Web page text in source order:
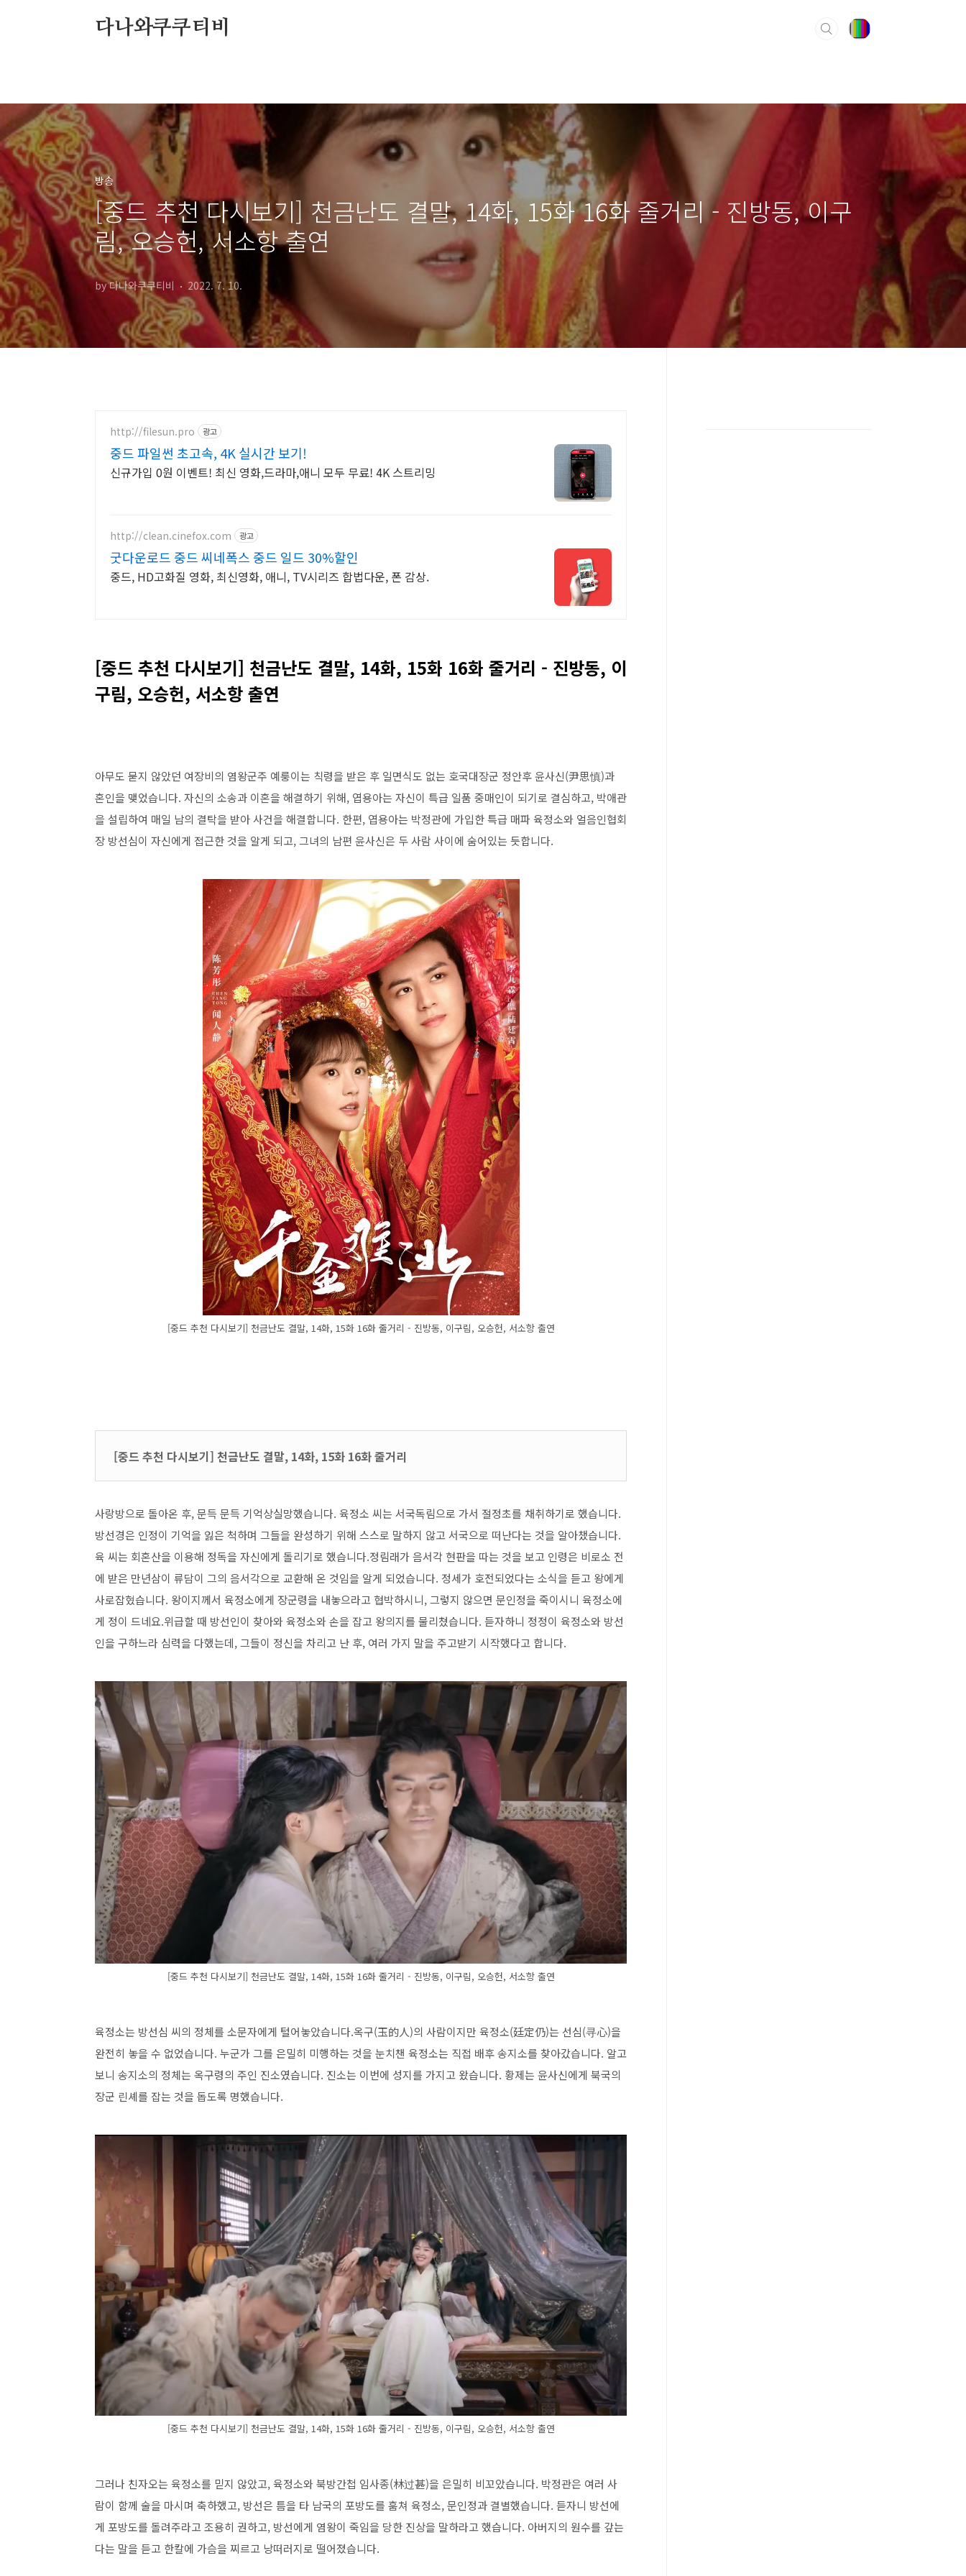
다나와쿠쿠티비
방송
[중드 추천 다시보기] 천금난도 결말, 14화, 15화 16화 줄거리 - 진방동, 이구
림, 오승헌, 서소항 출연
by 다나와쿠쿠티비 2022. 7. 10.
http://filesun.pro 광고
중드 파일썬 초고속, 4K 실시간 보기!
신규가입 0원 이벤트! 최신 영화,드라마,애니 모두 무료! 4K 스트리밍
http://clean.cinefox.com 광고
굿다운로드 중드 씨네폭스 중드 일드 30%할인
중드, HD고화질 영화, 최신영화, 애니, TV시리즈 합법다운, 폰 감상.
[중드 추천 다시보기] 천금난도 결말, 14화, 15화 16화 줄거리 - 진방동, 이
구림, 오승헌, 서소항 출연
아무도 묻지 않았던 여장비의 염왕군주 예룽이는 칙령을 받은 후 일면식도 없는 호국대장군 정안후 윤사신(尹思慎)과
혼인을 맺었습니다. 자신의 소송과 이혼을 해결하기 위해, 엽용아는 자신이 특급 일품 중매인이 되기로 결심하고, 박애관
을 설립하여 매일 남의 결탁을 받아 사건을 해결합니다. 한편, 엽용아는 박정관에 가입한 특급 매파 육정소와 얼음인협회
장 방선심이 자신에게 접근한 것을 알게 되고, 그녀의 남편 윤사신은 두 사람 사이에 숨어있는 듯합니다.
[중드 추천 다시보기] 천금난도 결말, 14화, 15화 16화 줄거리 - 진방동, 이구림, 오승헌, 서소항 출연
[중드 추천 다시보기] 천금난도 결말, 14화, 15화 16화 줄거리
사랑방으로 돌아온 후, 문득 문득 기억상실망했습니다. 육정소 씨는 서국독림으로 가서 절정초를 채취하기로 했습니다.
방선경은 인정이 기억을 잃은 척하며 그들을 완성하기 위해 스스로 말하지 않고 서국으로 떠난다는 것을 알아챘습니다.
육 씨는 회혼산을 이용해 정독을 자신에게 돌리기로 했습니다.정림래가 음서각 현판을 따는 것을 보고 인령은 비로소 전
에 받은 만년삼이 류담이 그의 음서각으로 교환해 온 것임을 알게 되었습니다. 정세가 호전되었다는 소식을 듣고 왕에게
사로잡혔습니다. 왕이지께서 육정소에게 장군령을 내놓으라고 협박하시니, 그렇지 않으면 문인정을 죽이시니 육정소에
게 정이 드네요.위급할 때 방선인이 찾아와 육정소와 손을 잡고 왕의지를 물리쳤습니다. 듣자하니 정정이 육정소와 방선
인을 구하느라 심력을 다했는데, 그들이 정신을 차리고 난 후, 여러 가지 말을 주고받기 시작했다고 합니다.
[중드 추천 다시보기] 천금난도 결말, 14화, 15화 16화 줄거리 - 진방동, 이구림, 오승헌, 서소항 출연
육정소는 방선심 씨의 정체를 소문자에게 털어놓았습니다.옥구(玉的人)의 사람이지만 육정소(廷定仍)는 선심(寻心)을
완전히 놓을 수 없었습니다. 누군가 그를 은밀히 미행하는 것을 눈치챈 육정소는 직접 배후 송지소를 찾아갔습니다. 알고
보니 송지소의 정체는 옥구령의 주인 진소였습니다. 진소는 이번에 성지를 가지고 왔습니다. 황제는 윤사신에게 북국의
장군 린셰를 잡는 것을 돕도록 명했습니다.
[중드 추천 다시보기] 천금난도 결말, 14화, 15화 16화 줄거리 - 진방동, 이구림, 오승헌, 서소항 출연
그러나 친자오는 육정소를 믿지 않았고, 육정소와 북방간첩 임사종(林过甚)을 은밀히 비꼬았습니다. 박정관은 여러 사
람이 함께 술을 마시며 축하했고, 방선은 틈을 타 남국의 포방도를 훔쳐 육정소, 문인정과 결별했습니다. 듣자니 방선에
게 포방도를 돌려주라고 조용히 권하고, 방선에게 염왕이 죽임을 당한 진상을 말하라고 했습니다. 아버지의 원수를 갚는
다는 말을 듣고 한칼에 가슴을 찌르고 낭떠러지로 떨어졌습니다.